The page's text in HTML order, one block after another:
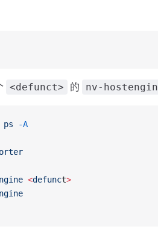
<defunct> 的 nv-
ps -A
<defunct>